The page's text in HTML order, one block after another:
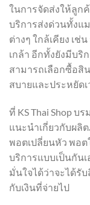
ในการจัดส่งให้ลูก
บริการส่งด่วนทั้งแ
ต่างๆ ใกล้เคียง เ
เกล้า อีกทั้งยังมีบริ
สามารถเลือกซื้อสิ
สบายและประหยัดเ
ที่ KS Thai Shop
แนะนำเกี่ยวกับผลิ
พอตเปลี่ยนหัว พอต
บริการแบบเป็นกัน
มั่นใจได้ว่าจะได้รั
กับเงินที่จ่ายไป